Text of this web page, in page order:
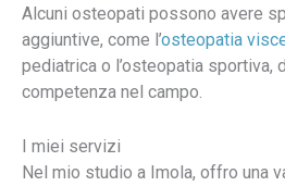
Alcuni osteopati possono avere
aggiuntive, come l’osteopatia
pediatrica o l’osteopatia sportiva,
competenza nel campo.
I miei servizi
Nel mio studio a Imola, offro una